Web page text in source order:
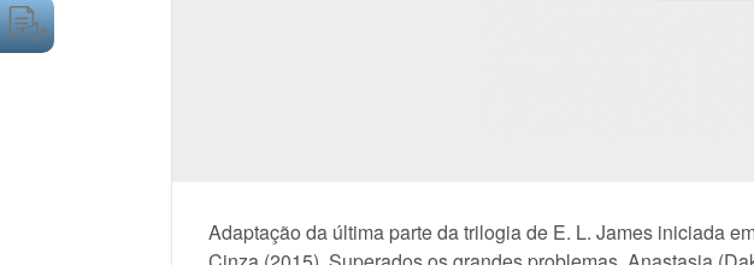
Adaptação da última parte da trilogia de E. L. James iniciada